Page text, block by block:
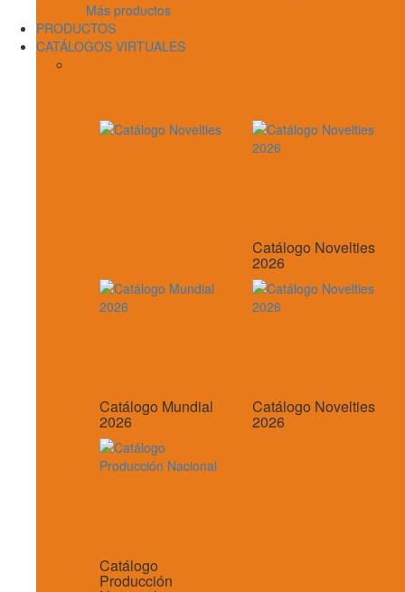
Más productos
PRODUCTOS
CATÁLOGOS VIRTUALES
Catálogo Novelties
2026
Catálogo Mundial
2026
Catálogo Novelties
2026
Catálogo
Producción